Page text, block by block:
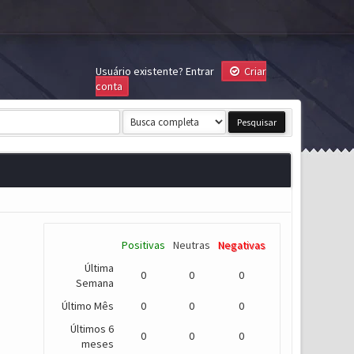
Usuário existente? Entrar
Criar
conta
Positivas Neutras
Negativas
Última
Semana
0 0 0
Último Mês 0 0
0
Últimos 6
meses
0 0 0